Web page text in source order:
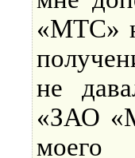
«МТС»
не
«ЗАО